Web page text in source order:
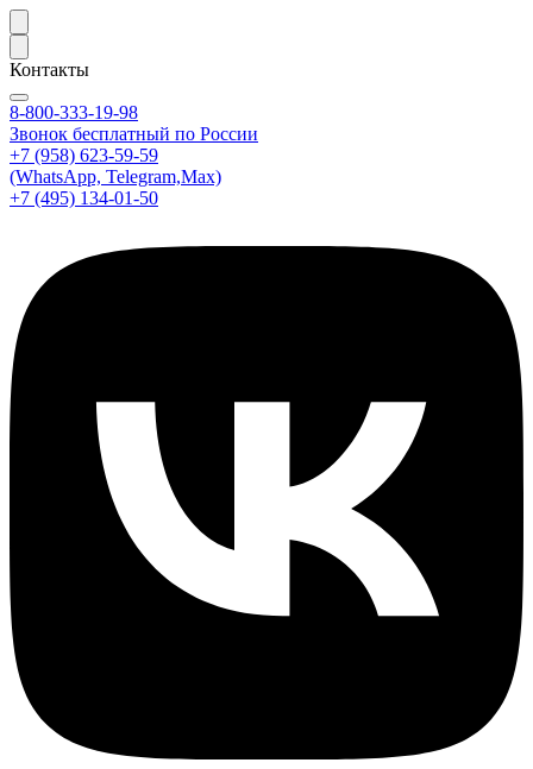
Контакты
8-800-333-19-98
Звонок бесплатный по России
+7 (958) 623-59-59
(WhatsApp, Telegram,Max)
+7 (495) 134-01-50